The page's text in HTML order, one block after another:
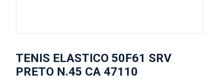
TENIS ELASTICO 50F61 SRV
PRETO N.45 CA 47110